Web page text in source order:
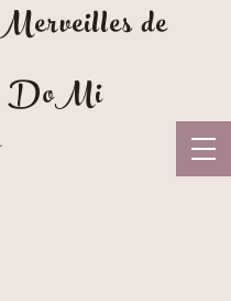
de
DoMi